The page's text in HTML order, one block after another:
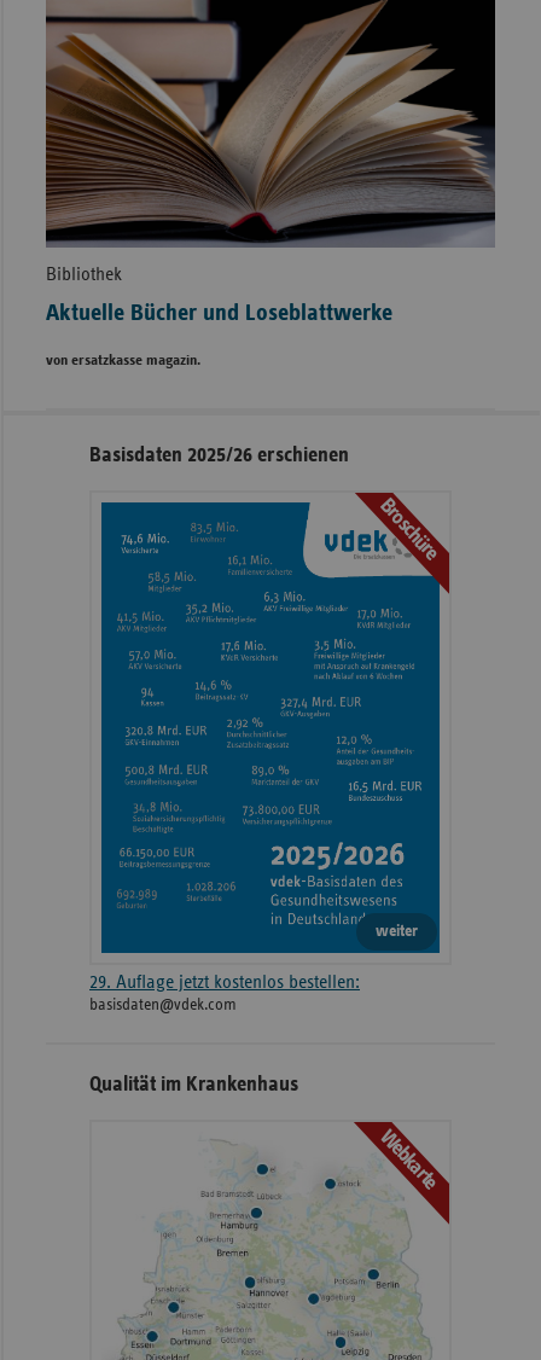
Bibliothek
Aktuelle Bücher und Loseblattwerke
von ersatzkasse magazin.
Seitennavigation
Seitenleiste
Informationen
Basisdaten 2025/26 erschienen
Broschüre
weiter
29. Auflage jetzt kostenlos bestellen:
basisdaten@vdek.com
Qualität im Krankenhaus
Webkarte